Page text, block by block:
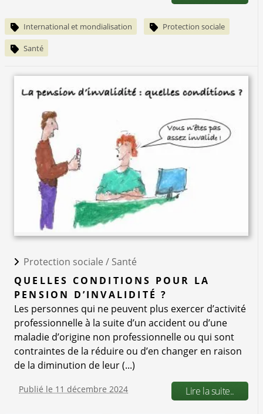
International et mondialisation Protection sociale
Santé
Protection sociale / Santé
QUELLES CONDITIONS POUR LA
PENSION D’INVALIDITÉ ?
Les personnes qui ne peuvent plus exercer d’activité
professionnelle à la suite d’un accident ou d’une
maladie d’origine non professionnelle ou qui sont
contraintes de la réduire ou d’en changer en raison
de la diminution de leur (...)
Publié le 11 décembre 2024 Lire la suite..